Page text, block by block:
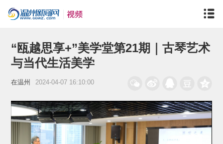
“瓯越思享+”美学堂第21期｜古琴艺术
与当代生活美学
在温州 2024-04-07 16:10:00